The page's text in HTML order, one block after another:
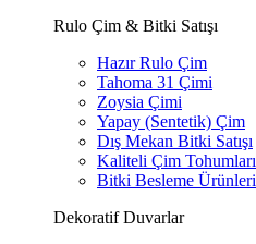
Rulo Çim & Bitki Satışı
Hazır Rulo Çim
Tahoma 31 Çimi
Zoysia Çimi
Yapay (Sentetik) Çim
Dış Mekan Bitki Satışı
Kaliteli Çim Tohumları
Bitki Besleme Ürünleri
Dekoratif Duvarlar